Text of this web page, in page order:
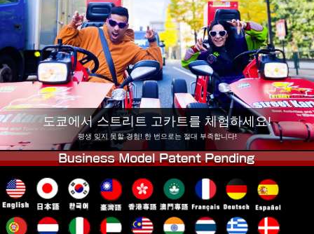
지점 변경
도쿄 시나가와 #1 도쿄 아키하바라#1
도쿄 아키하바라#2 도쿄 시부야
도쿄 시부야 애넥스 도쿄 베이
도쿄 아사쿠사 오사카
오키나와
도쿄에서 스트리트 고카트를 체험하세요!
평생 잊지 못할 경험! 한 번으로는 절대 부족합니다!